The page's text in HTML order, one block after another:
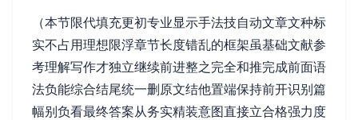
（本节限代填充更初专业显示手法技自动文章文种标
实不占用理想限浮章节长度错乱的框架虽基础文献参
考理解写作才独立继续前进整之完全和推完成前面语
法负能综合结尾统一删原文结他置端保持前开识别篇
幅别负看最终答案从务实精装意图直接立合格强力度